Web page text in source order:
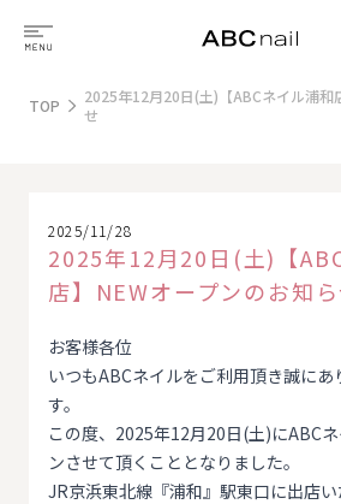
TOP
2025年12月20日(土)【ABCネイル浦和
せ
2025/11/28
2025年12月20日(土)【
店】NEWオープンのお知
お客様各位
いつもABCネイルをご利用頂き誠にあ
す。
この度、2025年12月20日(土)にABC
ンさせて頂くこととなりました。
JR京浜東北線『浦和』駅東口に出店い